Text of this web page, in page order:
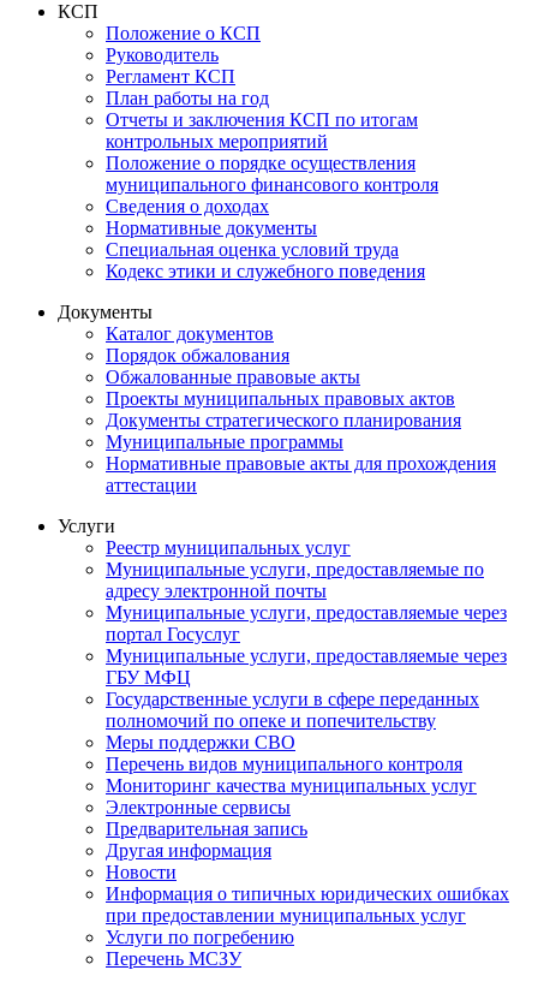
КСП
Положение о КСП
Руководитель
Регламент КСП
План работы на год
Отчеты и заключения КСП по итогам
контрольных мероприятий
Положение о порядке осуществления
муниципального финансового контроля
Сведения о доходах
Нормативные документы
Специальная оценка условий труда
Кодекс этики и служебного поведения
Документы
Каталог документов
Порядок обжалования
Обжалованные правовые акты
Проекты муниципальных правовых актов
Документы стратегического планирования
Муниципальные программы
Нормативные правовые акты для прохождения
аттестации
Услуги
Реестр муниципальных услуг
Муниципальные услуги, предоставляемые по
адресу электронной почты
Муниципальные услуги, предоставляемые через
портал Госуслуг
Муниципальные услуги, предоставляемые через
ГБУ МФЦ
Государственные услуги в сфере переданных
полномочий по опеке и попечительству
Меры поддержки СВО
Перечень видов муниципального контроля
Мониторинг качества муниципальных услуг
Электронные сервисы
Предварительная запись
Другая информация
Новости
Информация о типичных юридических ошибках
при предоставлении муниципальных услуг
Услуги по погребению
Перечень МСЗУ